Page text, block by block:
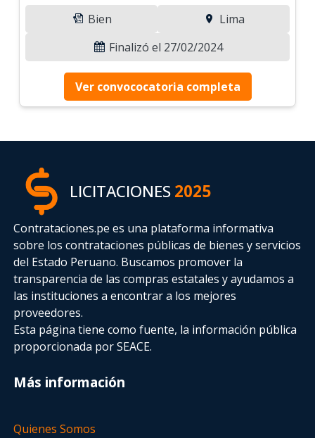
Bien
Lima
Finalizó el 27/02/2024
Ver convococatoria completa
LICITACIONES2025
Contrataciones.pe es una plataforma informativa
sobre los contrataciones públicas de bienes y servicios
del Estado Peruano. Buscamos promover la
transparencia de las compras estatalesy ayudamos a
las instituciones a encontrar a los mejores
proveedores.
Esta página tiene como fuente, la información pública
proporcionada por SEACE.
Más información
Quienes Somos